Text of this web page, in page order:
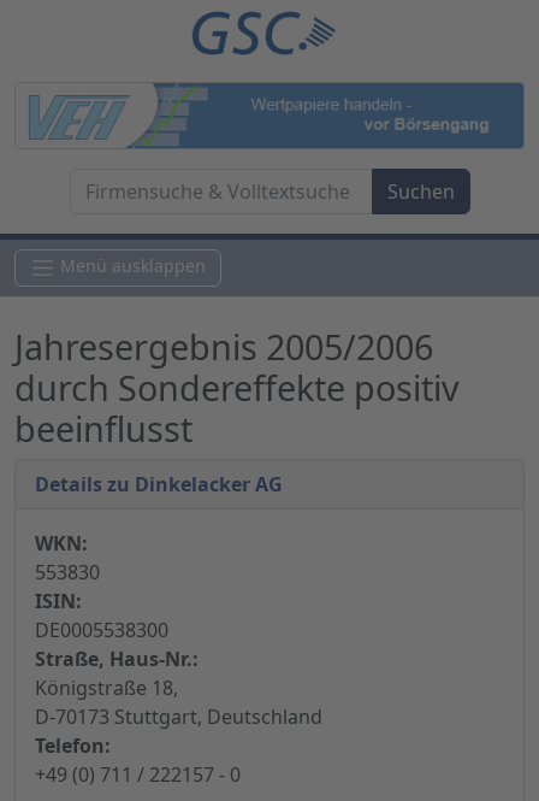
Menü ausklappen
Jahresergebnis 2005/2006
durch Sondereffekte positiv
beeinflusst
Details zu Dinkelacker AG
WKN:
553830
ISIN:
DE0005538300
Straße, Haus-Nr.:
Königstraße 18,
D-70173 Stuttgart, Deutschland
Telefon:
+49 (0) 711 / 222157 - 0